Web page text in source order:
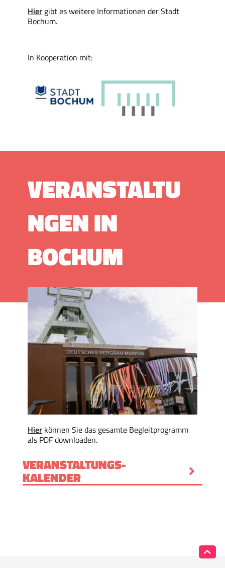
Hier gibt es weitere Informationen der Stadt
Bochum.
In Kooperation mit:
VERANSTALTU
NGEN IN
BOCHUM
Hier können Sie das gesamte Begleitprogramm
als PDF downloaden.
VERANSTALTUNGS­
KALENDER